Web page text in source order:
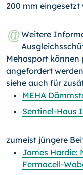
200 mm eingesetzt
Weitere
Mehasport können
angefordert
siehe auch für
MEHA
Sentinel-Haus
zumeist jüngere
James Hardie:
Fermacell-